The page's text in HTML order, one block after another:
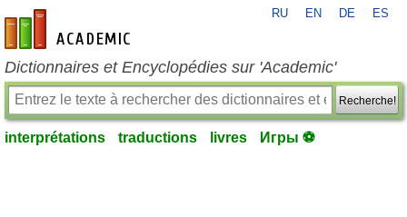
fr-academic.com
RU EN DE ES
Dictionnaires et Encyclopédies sur 'Academic'
Recherche!
interprétations traductions livres Игры ⚽